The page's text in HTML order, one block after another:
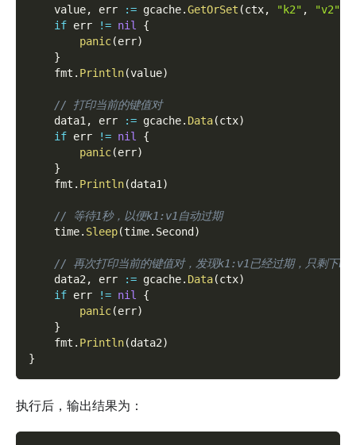
    value
, err := gcache.GetOrSet (ctx, "k2" , "v2"
if err != nil
{
panic(err)
}
    fmt
. Println(value)
// 打印当前的键值对
    data1
, err := gcache. Data(ctx)
if err != nil
{
panic(err)
}
    fmt
. Println(data1 )
// 等待1秒，以便k1:v1自动过期
    time
. Sleep(time. Second )
// 再次打印当前的键值对，发现k1:v1已经过期，只剩下
    data2
, err := gcache. Data(ctx)
if err != nil
{
panic(err)
}
    fmt
. Println(data2)
}
执行后，输出结果为：